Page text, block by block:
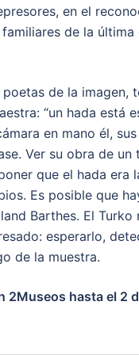
en el
de la
de la
“un hada está
en mano él,
Ver su obra de
que el hada era
Es posible que
Barthes. El
esperarlo,
de la muestra.
2Museos hasta el 2